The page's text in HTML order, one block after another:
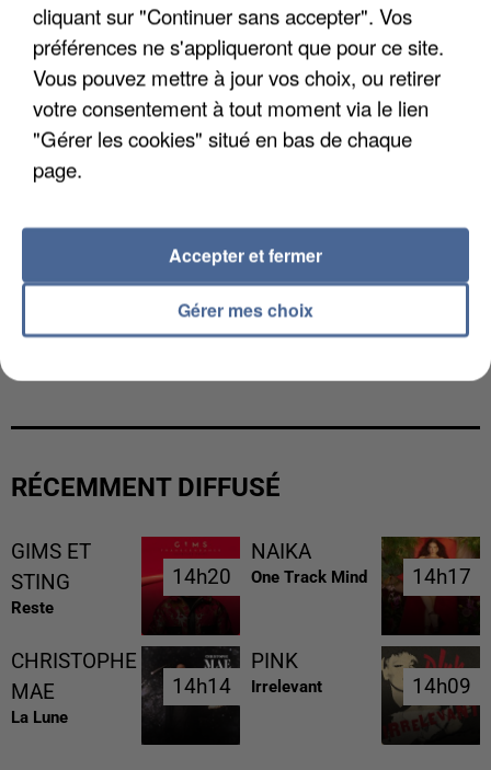
LES DONNÉES DE 300 000 CLIENTS DÉROBÉES À
RÉCEMMENT DIFFUSÉ
GIMS ET
STING
Reste
14h20
14h20
NAIKA
One Track Mind 14h17
14h17
CHRISTOPHE
MAE
La Lune
14h14
14h14
PINK
Irrelevant 14h09
14h09
cliquant sur "Continuer sans accepter". Vos
préférences ne s'appliqueront que pour ce site.
Vous pouvez mettre à jour vos choix, ou retirer
votre consentement à tout moment via le lien
"Gérer les cookies" situé en bas de chaque
page.
Gérer mes choix
Accepter et fermer